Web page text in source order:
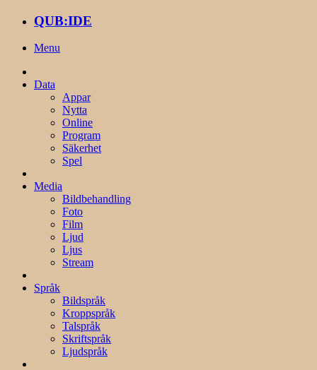
QUB:IDE
Menu
Data
Appar
Nytta
Online
Program
Säkerhet
Spel
Media
Bildbehandling
Foto
Film
Ljud
Ljus
Stream
Språk
Bildspråk
Kroppspråk
Talspråk
Skriftspråk
Ljudspråk